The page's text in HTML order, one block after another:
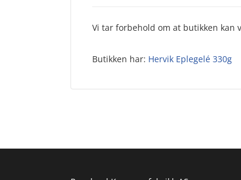
Vi tar forbehold om at butikken
Butikken har: Hervik Eplegelé 330g